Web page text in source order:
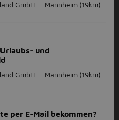
GmbH Mannheim (19km)
und
GmbH Mannheim (19km)
per E-Mail bekommen?